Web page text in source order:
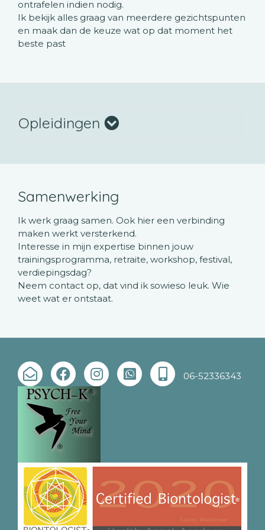
ontrafelen indien nodig.
Ik bekijk alles graag van meerdere gezichtspunten
en maak dan de keuze wat op dat moment het
beste past
Opleidingen
Samenwerking
Ik werk graag samen. Ook hier een verbinding
maken werkt versterkend.
Interesse in mijn expertise binnen jouw
trainingsprogramma, retraite, workshop, festival,
verdiepingsdag?
Neem contact op, dat vind ik sowieso leuk. Wie
weet wat er ontstaat.
06-52336343